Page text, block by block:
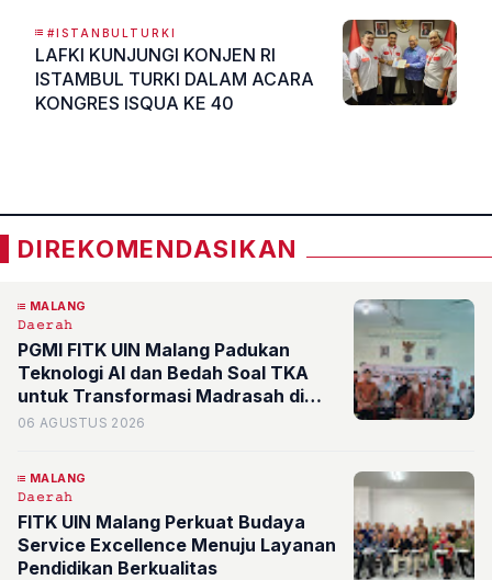
#ISTANBULTURKI
LAFKI KUNJUNGI KONJEN RI
ISTAMBUL TURKI DALAM ACARA
KONGRES ISQUA KE 40
DIREKOMENDASIKAN
MALANG
𝙳𝚊𝚎𝚛𝚊𝚑
PGMI FITK UIN Malang Padukan
Teknologi AI dan Bedah Soal TKA
untuk Transformasi Madrasah di
Kota Batu
06 AGUSTUS 2026
MALANG
𝙳𝚊𝚎𝚛𝚊𝚑
FITK UIN Malang Perkuat Budaya
Service Excellence Menuju Layanan
Pendidikan Berkualitas